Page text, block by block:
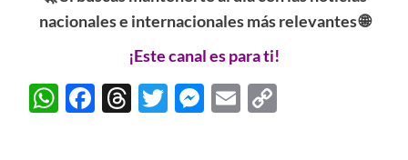
nacionales e internacionales más relevantes 🌐
¡Este canal es para ti!
WhatsApp
Facebook
Threads
Twitter
Messenger
EmailCopy